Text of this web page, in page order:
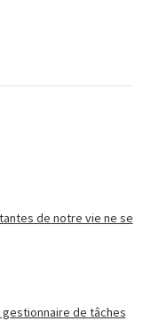
de notre vie ne se
de tâches